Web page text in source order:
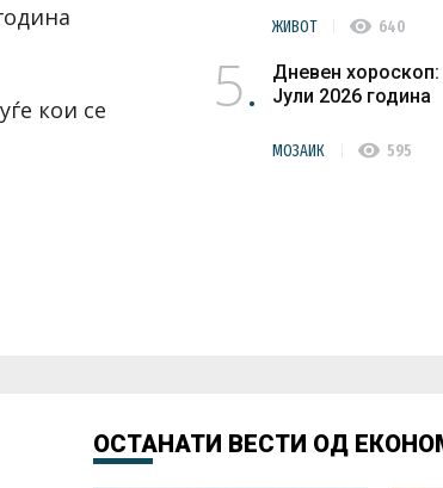
кои се
ЖИВОТ visibility 640
5
Дневен хороскоп:
Јули 2026 година
МОЗАИК visibility 595
ОСТАНАТИ ВЕСТИ ОД